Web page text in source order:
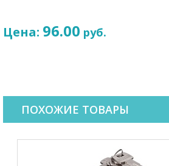
Цена: 96.00 руб.
ПОХОЖИЕ ТОВАРЫ